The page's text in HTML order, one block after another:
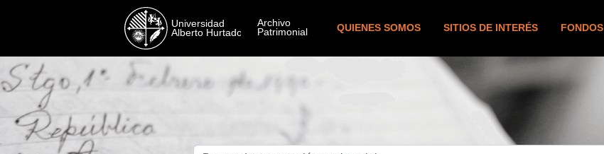
QUIENES SOMOS SITIOS DE INTERÉS FONDOS